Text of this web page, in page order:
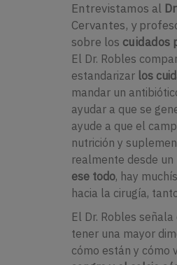
Entrevistamos al
Cervantes, y
sobre los cuidados
El Dr. Robles
estandarizar los
mandar un
ayudar a que se
ayude a que el
nutrición y
realmente desde un
ese todo, hay
hacia la cirugía,
El Dr. Robles
tener una mayor
cómo están y cómo